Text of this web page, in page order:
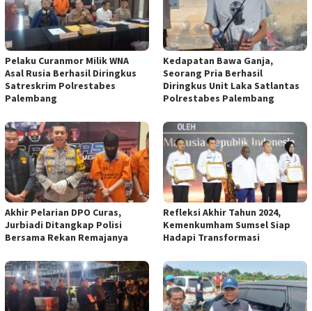
Pelaku Curanmor Milik WNA
Asal Rusia Berhasil Diringkus
Satreskrim Polrestabes
Palembang
Kedapatan Bawa Ganja,
Seorang Pria Berhasil
Diringkus Unit Laka Satlantas
Polrestabes Palembang
Akhir Pelarian DPO Curas,
Jurbiadi Ditangkap Polisi
Bersama Rekan Remajanya
Refleksi Akhir Tahun 2024,
Kemenkumham Sumsel Siap
Hadapi Transformasi